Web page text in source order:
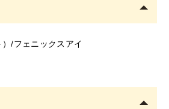
変更する場合があります。
/フェニックスアイ